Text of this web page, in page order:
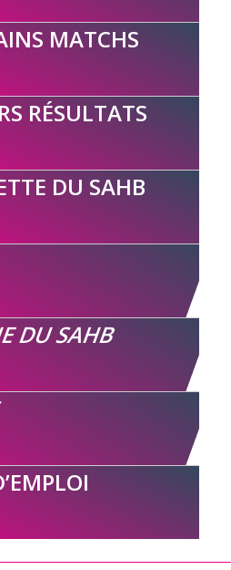
MATCHS
RÉSULTATS
DU SAHB
DU SAHB